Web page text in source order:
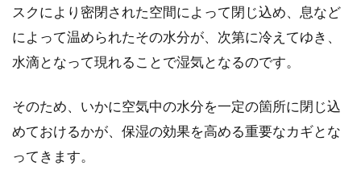
みなさんは、睡眠をしっかり取れていますか？
仕事を頑張る多忙な男性など、睡眠不足になり
体毛は剃るのが基本なの？男性の気
スクにより密閉された空間によって閉じ込め、息など
によって温められたその水分が、次第に冷えてゆき、
水滴となって現れることで湿気となるのです。
そのため、いかに空気中の水分を一定の箇所に閉じ込
めておけるかが、保湿の効果を高める重要なカギとな
ってきます。